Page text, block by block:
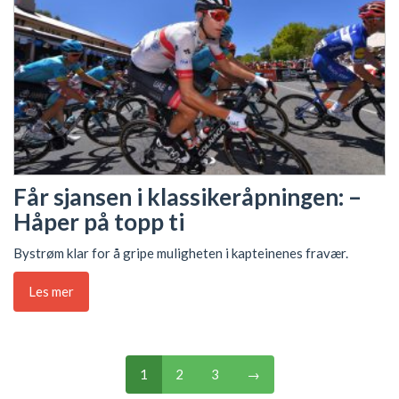
Får sjansen i klassikeråpningen: –
Håper på topp ti
Bystrøm klar for å gripe muligheten i kapteinenes fravær.
Les mer
1 2 3 →